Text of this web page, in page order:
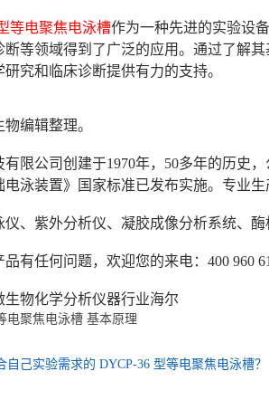
等电聚焦电泳槽作为一种先进的实验设
断等领域得到了广泛的应用。通过了解
究和临床诊断提供有力的支持。
物编辑整理。
限公司创建于1970年，50多年的历史
电泳装置》国家标准已发布实施。专业
、紫外分析仪、凝胶成像分析系统、
有任何问题，欢迎您的来电：400 960
生物化学分析仪器行业海尔
电聚焦电泳槽 基本原理
自己实验需求的 DYCP-36 型等电聚焦电泳槽？